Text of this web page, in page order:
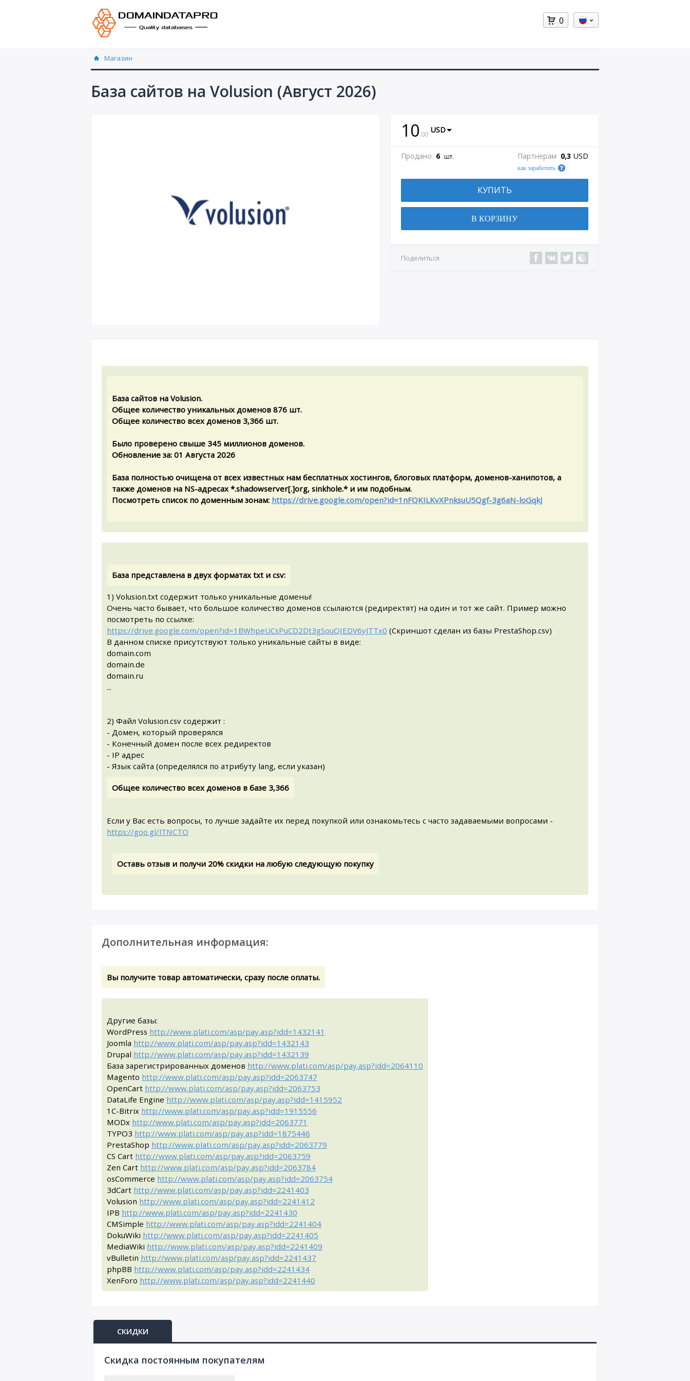
0
Магазин
База сайтов на Volusion (Август 2026)
10.00 USD
Продано 6 шт. Партнерам 0,3 USD
как заработать
КУПИТЬ
В КОРЗИНУ
Поделиться
База сайтов на Volusion.
Общее количество уникальных доменов 876 шт.
Общее количество всех доменов 3,366 шт.
Было проверено свыше 345 миллионов доменов.
Обновление за: 01 Августа 2026
База полностью очищена от всех известных нам бесплатных хостингов, блоговых платформ, доменов-ханипотов, а
также доменов на NS-адресах *.shadowserver[.]org, sinkhole.* и им подобным.
Посмотреть список по доменным зонам: https://drive.google.com/open?id=1nFQKILKvXPnksuU5Qgf-3g6aN-loGqkJ
База представлена в двух форматах txt и csv:
1) Volusion.txt содержит только уникальные домены!
Очень часто бывает, что большое количество доменов ссылаются (редиректят) на один и тот же сайт. Пример можно
посмотреть по ссылке:
https://drive.google.com/open?id=1BWhpeUCsPuCD2Dt3gSouQIEDV6yJTTx0 (Cкриншот сделан из базы PrestaShop.csv)
В данном списке присутствуют только уникальные сайты в виде:
domain.com
domain.de
domain.ru
...
2) Файл Volusion.csv содержит :
- Домен, который проверялся
- Конечный домен после всех редиректов
- IP адрес
- Язык сайта (определялся по атрибуту lang, если указан)
Общее количество всех доменов в базе 3,366
Если у Вас есть вопросы, то лучше задайте их перед покупкой или ознакомьтесь с часто задаваемыми вопросами -
https://goo.gl/lTNCTO
Оставь отзыв и получи 20% скидки на любую следующую покупку
Дополнительная информация:
Вы получите товар автоматически, сразу после оплаты.
Другие базы:
WordPress http://www.plati.com/asp/pay.asp?idd=1432141
Joomla http://www.plati.com/asp/pay.asp?idd=1432143
Drupal http://www.plati.com/asp/pay.asp?idd=1432139
База зарегистрированных доменов http://www.plati.com/asp/pay.asp?idd=2064110
Magento http://www.plati.com/asp/pay.asp?idd=2063747
OpenCart http://www.plati.com/asp/pay.asp?idd=2063753
DataLife Engine http://www.plati.com/asp/pay.asp?idd=1415952
1C-Bitrix http://www.plati.com/asp/pay.asp?idd=1915556
MODx http://www.plati.com/asp/pay.asp?idd=2063771
TYPO3 http://www.plati.com/asp/pay.asp?idd=1875446
PrestaShop http://www.plati.com/asp/pay.asp?idd=2063779
CS Cart http://www.plati.com/asp/pay.asp?idd=2063759
Zen Cart http://www.plati.com/asp/pay.asp?idd=2063784
osCommerce http://www.plati.com/asp/pay.asp?idd=2063754
3dCart http://www.plati.com/asp/pay.asp?idd=2241403
Volusion http://www.plati.com/asp/pay.asp?idd=2241412
IPB http://www.plati.com/asp/pay.asp?idd=2241430
CMSimple http://www.plati.com/asp/pay.asp?idd=2241404
DokuWiki http://www.plati.com/asp/pay.asp?idd=2241405
MediaWiki http://www.plati.com/asp/pay.asp?idd=2241409
vBulletin http://www.plati.com/asp/pay.asp?idd=2241437
phpBB http://www.plati.com/asp/pay.asp?idd=2241434
XenForo http://www.plati.com/asp/pay.asp?idd=2241440
СКИДКИ
Cкидка постоянным покупателям